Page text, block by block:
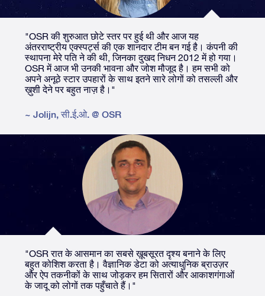
"OSR की शुरुआत छोटे स्तर पर हुई थी और आज यह
अंतरराष्ट्रीय एक्स्पर्ट्स की एक शानदार टीम बन गई है। कंपनी की
स्थापना मेरे पति ने की थी, जिनका दुखद निधन 2012 में हो गया।
OSR में आज भी उनकी भावना और जोश मौजूद है। हम सभी को
अपने अनूठे स्टार उपहारों के साथ इतने सारे लोगों को तसल्ली और
ख़ुशी देने पर बहुत नाज़ है।"
~ Jolijn, सी.ई.ओ. @ OSR
"OSR रात के आसमान का सबसे ख़ूबसूरत दृश्य बनाने के लिए
बहुत कोशिश करता है। वैज्ञानिक डेटा को अत्याधुनिक ब्राउज़र
और ऐप तकनीकों के साथ जोड़कर हम सितारों और आकाशगंगाओं
के जादू को लोगों तक पहुँचाते हैं।"